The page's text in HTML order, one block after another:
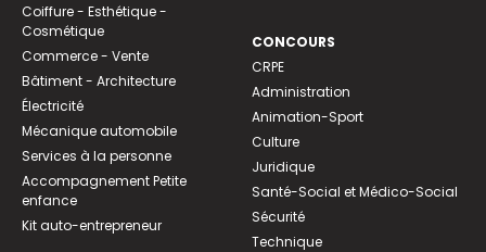
Coiffure - Esthétique -
Cosmétique
Commerce - Vente
Bâtiment - Architecture
Électricité
Mécanique automobile
Services à la personne
Accompagnement Petite
enfance
Kit auto-entrepreneur
CONCOURS
CRPE
Administration
Animation-Sport
Culture
Juridique
Santé-Social et Médico-Social
Sécurité
Technique